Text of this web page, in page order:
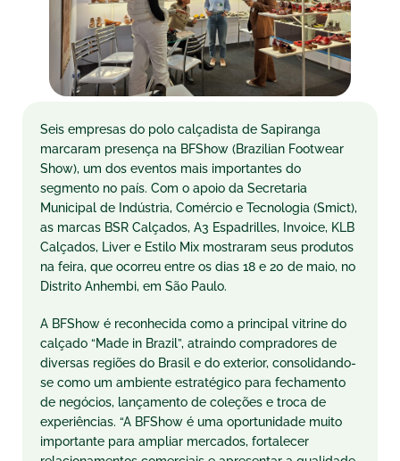
Seis empresas do polo calçadista de Sapiranga
marcaram presença na BFShow (Brazilian Footwear
Show), um dos eventos mais importantes do
segmento no país. Com o apoio da Secretaria
Municipal de Indústria, Comércio e Tecnologia (Smict),
as marcas BSR Calçados, A3 Espadrilles, Invoice, KLB
Calçados, Liver e Estilo Mix mostraram seus produtos
na feira, que ocorreu entre os dias 18 e 20 de maio, no
Distrito Anhembi, em São Paulo.
A BFShow é reconhecida como a principal vitrine do
calçado “Made in Brazil”, atraindo compradores de
diversas regiões do Brasil e do exterior, consolidando-
se como um ambiente estratégico para fechamento
de negócios, lançamento de coleções e troca de
experiências. “A BFShow é uma oportunidade muito
importante para ampliar mercados, fortalecer